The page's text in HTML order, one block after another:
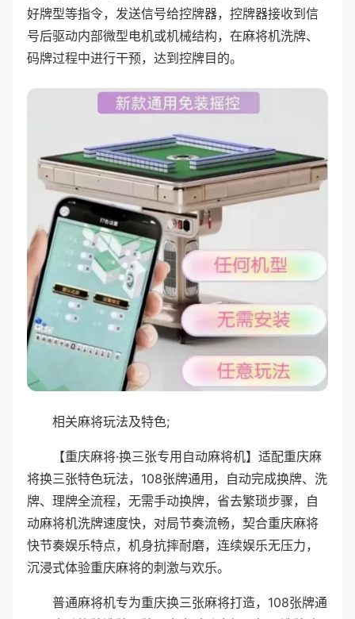
好牌型等指令，发送信号给控牌器，控牌器接收到信
号后驱动内部微型电机或机械结构，在麻将机洗牌、
码牌过程中进行干预，达到控牌目的。
相关麻将玩法及特色;
【重庆麻将·换三张专用自动麻将机】适配重庆麻
将换三张特色玩法，108张牌通用，自动完成换牌、洗
牌、理牌全流程，无需手动换牌，省去繁琐步骤，自
动麻将机洗牌速度快，对局节奏流畅，契合重庆麻将
快节奏娱乐特点，机身抗摔耐磨，连续娱乐无压力，
沉浸式体验重庆麻将的刺激与欢乐。
普通麻将机专为重庆换三张麻将打造，108张牌通